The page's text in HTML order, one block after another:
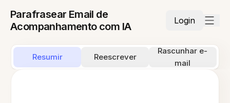
Parafrasear Email de
Acompanhamento com IA
Login
Resumir Reescrever
Rascunhar e-
mail